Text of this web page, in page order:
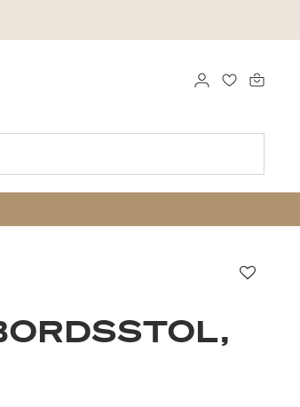
FAVORITER
LOGGA IN